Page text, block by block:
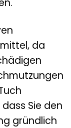
da
Sie den
gründlich